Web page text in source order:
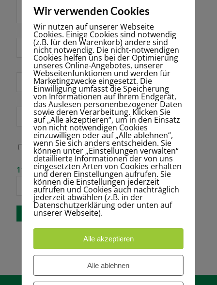
Name *
E-Mail-Adresse
*
Website
Name, E-Mail-
Adresse und
Website in
diesem Browser
für meinen
nächsten
Kommentar
speichern.
Bitte gib eine
Antwort in
Ziffern ein:
11 + fünf =
Wir verwenden Cookies
Wir nutzen auf unserer Webseite
Cookies. Einige Cookies sind notwendig
(z.B. für den Warenkorb) andere sind
nicht notwendig. Die nicht-notwendigen
Cookies helfen uns bei der Optimierung
unseres Online-Angebotes, unserer
Webseitenfunktionen und werden für
Marketingzwecke eingesetzt. Die
Einwilligung umfasst die Speicherung
von Informationen auf Ihrem Endgerät,
das Auslesen personenbezogener Daten
sowie deren Verarbeitung. Klicken Sie
auf „Alle akzeptieren“, um in den Einsatz
von nicht notwendigen Cookies
einzuwilligen oder auf „Alle ablehnen“,
wenn Sie sich anders entscheiden. Sie
können unter „Einstellungen verwalten“
detaillierte Informationen der von uns
eingesetzten Arten von Cookies erhalten
und deren Einstellungen aufrufen. Sie
können die Einstellungen jederzeit
aufrufen und Cookies auch nachträglich
jederzeit abwählen (z.B. in der
Datenschutzerklärung oder unten auf
unserer Webseite).
Alle akzeptieren
Alle ablehnen